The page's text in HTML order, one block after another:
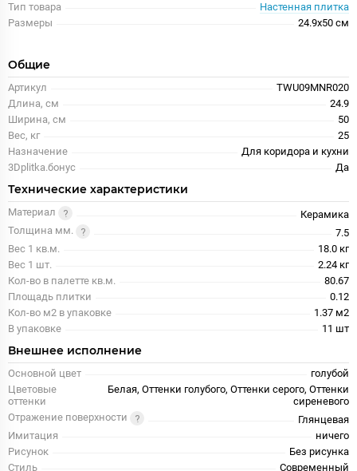
Тип товара
Настенная плитка
Размеры
24.9x50 см
Общие
Артикул
TWU09MNR020
Длина, см
24.9
Ширина, см
50
Вес, кг
25
Назначение
Для коридора и кухни
3Dplitka.бонус
Да
Технические характеристики
Материал
Керамика
Толщина мм.
7.5
Вес 1 кв.м.
18.0 кг
Вес 1 шт.
2.24 кг
Кол-во в палетте кв.м.
80.67
Площадь плитки
0.12
Кол-во м2 в упаковке
1.37 м2
В упаковке
11 шт
Внешнее исполнение
Основной цвет
голубой
Цветовые
оттенки
Белая, Оттенки голубого, Оттенки серого, Оттенки
сиреневого
Отражение поверхности
Глянцевая
Имитация
ничего
Рисунок
Без рисунка
Стиль
Современный